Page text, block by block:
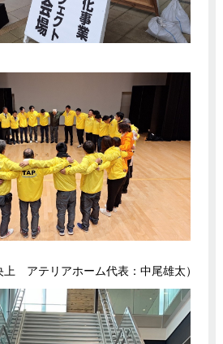
アテリアホーム代表：中尾雄太）